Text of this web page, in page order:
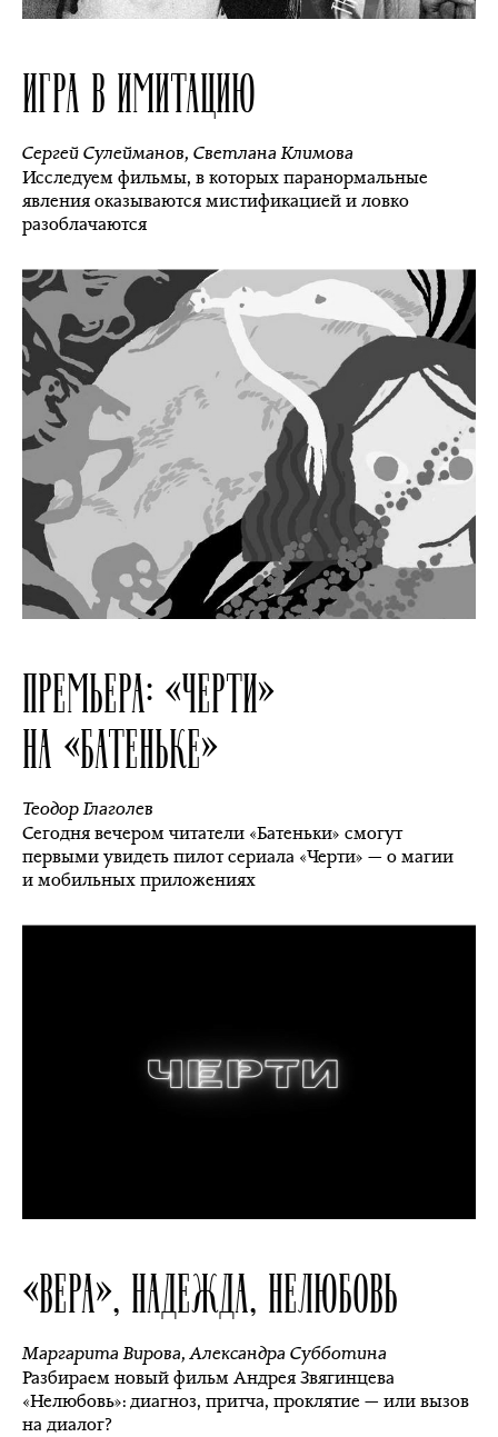
ИГРА В ИМИТАЦИЮ
Сергей Сулейманов, Светлана Климова
Исследуем фильмы, в которых паранормальные
явления оказываются мистификацией и ловко
разоблачаются
ПРЕМЬЕРА: «ЧЕРТИ»
НА «БАТЕНЬКЕ»
Теодор Глаголев
Сегодня вечером читатели «Батеньки» смогут
первыми увидеть пилот сериала «Черти» — о магии
и мобильных приложениях
«ВЕРА», НАДЕЖДА, НЕЛЮБОВЬ
Маргарита Вирова,Александра Субботина
Разбираем новый фильм Андрея Звягинцева
«Нелюбовь»: диагноз, притча, проклятие — или вызов
на диалог?